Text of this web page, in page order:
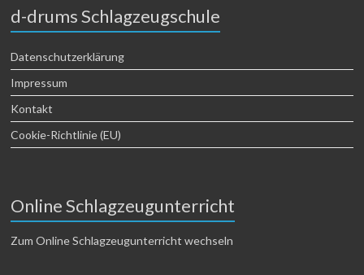
d-drums Schlagzeugschule
Datenschutzerklärung
Impressum
Kontakt
Cookie-Richtlinie (EU)
Online Schlagzeugunterricht
Zum Online Schlagzeugunterricht wechseln